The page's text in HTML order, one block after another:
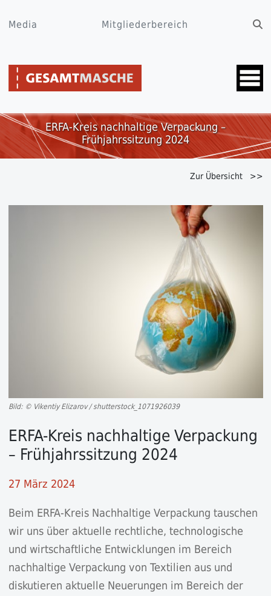
Media Mitgliederbereich
ERFA-Kreis nachhaltige Verpackung –
Frühjahrssitzung 2024
Zur Übersicht >>
Bild: © Vikentiy Elizarov / shutterstock_1071926039
ERFA-Kreis nachhaltige Verpackung
– Frühjahrssitzung 2024
27 März 2024
Beim ERFA-Kreis Nachhaltige Verpackung tauschen
wir uns über aktuelle rechtliche, technologische
und wirtschaftliche Entwicklungen im Bereich
nachhaltige Verpackung von Textilien aus und
diskutieren aktuelle Neuerungen im Bereich der